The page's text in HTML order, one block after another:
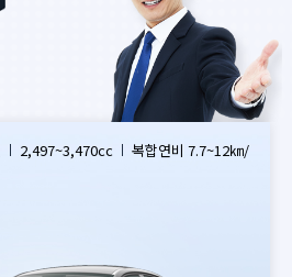
2,497~3,470cc
복합연비 7.7~12㎞/